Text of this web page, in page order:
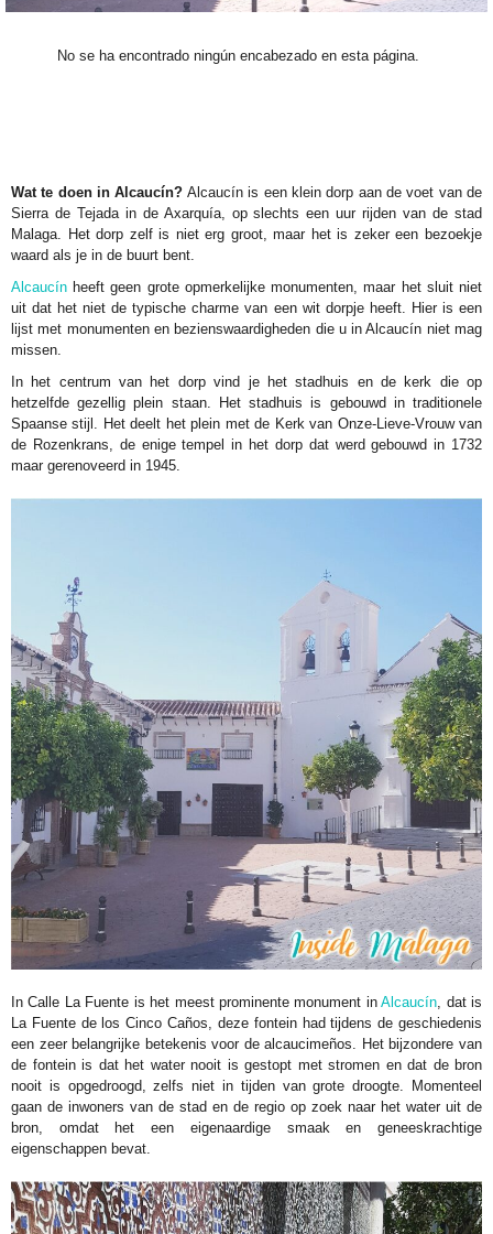
No se ha encontrado ningún encabezado en esta página.
Wat te doen in Alcaucín? Alcaucín is een klein dorp aan de voet van de
Sierra de Tejada in de Axarquía, op slechts een uur rijden van de stad
Malaga. Het dorp zelf is niet erg groot, maar het is zeker een bezoekje
waard als je in de buurt bent.
Alcaucín heeft geen grote opmerkelijke monumenten, maar het sluit niet
uit dat het niet de typische charme van een wit dorpje heeft. Hier is een
lijst met monumenten en bezienswaardigheden die u in Alcaucín niet mag
missen.
In het centrum van het dorp vind je het stadhuis en de kerk die op
hetzelfde gezellig plein staan. Het stadhuis is gebouwd in traditionele
Spaanse stijl. Het deelt het plein met de Kerk van Onze-Lieve-Vrouw van
de Rozenkrans, de enige tempel in het dorp dat werd gebouwd in 1732
maar gerenoveerd in 1945.
In Calle La Fuente is het meest prominente monument inAlcaucín, dat is
La Fuente de los Cinco Caños, deze fontein had tijdens de geschiedenis
een zeer belangrijke betekenis voor de alcaucimeños. Het bijzondere van
de fontein is dat het water nooit is gestopt met stromen en dat de bron
nooit is opgedroogd, zelfs niet in tijden van grote droogte. Momenteel
gaan de inwoners van de stad en de regio op zoek naar het water uit de
bron, omdat het een eigenaardige smaak en geneeskrachtige
eigenschappen bevat.